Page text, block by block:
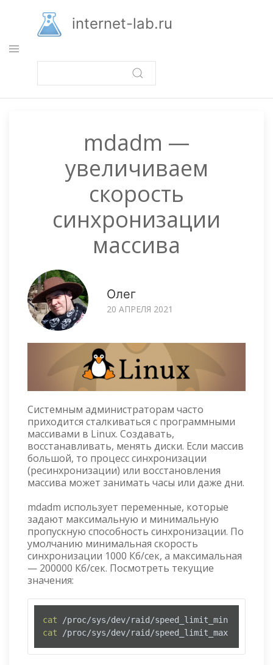
основному
содержанию
internet-lab.ru
mdadm —
увеличиваем
скорость
синхронизации
массива
Олег
20 АПРЕЛЯ 2021
Системным администраторам часто
приходится сталкиваться с программными
массивами в Linux. Создавать,
восстанавливать, менять диски. Если массив
большой, то процесс синхронизации
(ресинхронизации) или восстановления
массива может занимать часы или даже дни.
mdadm использует переменные, которые
задают максимальную и минимальную
пропускную способность синхронизации. По
умолчанию минимальная скорость
синхронизации 1000 Кб/сек, а максимальная
— 200000 Кб/сек. Посмотреть текущие
значения:
cat
cat /proc/sys/dev/raid/speed_limit_max